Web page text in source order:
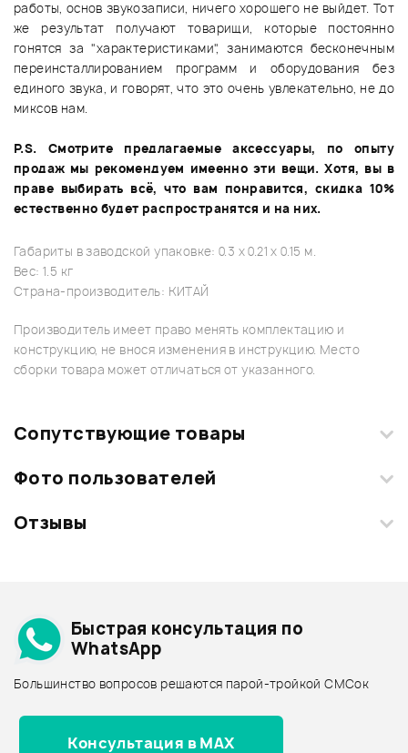
работы, основ звукозаписи, ничего хорошего не выйдет. Тот
же результат получают товарищи, которые постоянно
гонятся за "характеристиками", занимаются бесконечным
переинсталлированием программ и оборудования без
единого звука, и говорят, что это очень увлекательно, не до
миксов нам.
P.S. Cмотрите предлагаемые аксессуары, по опыту
продаж мы рекомендуем имеенно эти вещи. Хотя, вы в
праве выбирать всё, что вам понравится, скидка 10%
естественно будет распространятся и на них.
Габариты в заводской упаковке: 0.3 x 0.21 x 0.15 м.
Вес: 1.5 кг
Страна-производитель: КИТАЙ
Производитель имеет право менять комплектацию и
конструкцию, не внося изменения в инструкцию. Место
сборки товара может отличаться от указанного.
Сопутствующие товары
3 890 ₽ 1 390 ₽
Фото пользователей
Загрузите свои фотографии купленного товара и получите
Отзывы
Архив товаров - дешевле
Архив товаров - дороже
Все товары POP-MUSIC
Архив товаров - новинки
Быстрая консультация по
WhatsApp
Большинство вопросов решаются парой-тройкой СМСок
Консультация в MAX